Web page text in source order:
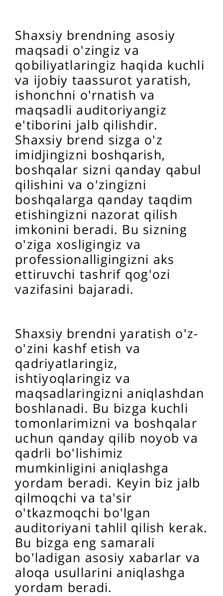
Shaxsiy brendning asosiy
maqsadi o'zingiz va
qobiliyatlaringiz haqida kuchli
va ijobiy taassurot yaratish,
ishonchni o'rnatish va
maqsadli auditoriyangiz
e'tiborini jalb qilishdir.
Shaxsiy brend sizga o'z
imidjingizni boshqarish,
boshqalar sizni qanday qabul
qilishini va o'zingizni
boshqalarga qanday taqdim
etishingizni nazorat qilish
imkonini beradi. Bu sizning
o'ziga xosligingiz va
professionalligingizni aks
ettiruvchi tashrif qog'ozi
vazifasini bajaradi.
Shaxsiy brendni yaratish o'z-
o'zini kashf etish va
qadriyatlaringiz,
ishtiyoqlaringiz va
maqsadlaringizni aniqlashdan
boshlanadi. Bu bizga kuchli
tomonlarimizni va boshqalar
uchun qanday qilib noyob va
qadrli bo'lishimiz
mumkinligini aniqlashga
yordam beradi. Keyin biz jalb
qilmoqchi va ta'sir
o'tkazmoqchi bo'lgan
auditoriyani tahlil qilish kerak.
Bu bizga eng samarali
bo'ladigan asosiy xabarlar va
aloqa usullarini aniqlashga
yordam beradi.